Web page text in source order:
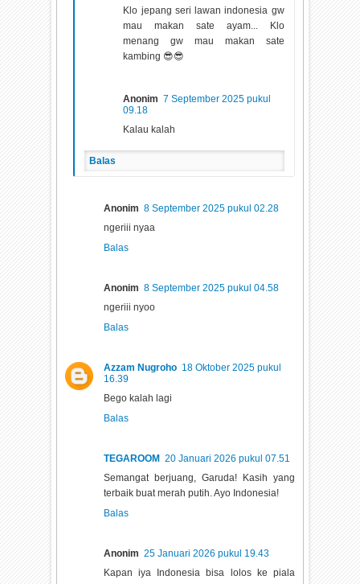
Klo jepang seri lawan indonesia gw
mau makan sate ayam... Klo
menang gw mau makan sate
kambing 😎😎
Anonim 7 September 2025 pukul
09.18
Kalau kalah
Balas
Anonim 8 September 2025 pukul 02.28
ngeriii nyaa
Balas
Anonim 8 September 2025 pukul 04.58
ngeriii nyoo
Balas
Azzam Nugroho 18 Oktober 2025 pukul
16.39
Bego kalah lagi
Balas
TEGAROOM 20 Januari 2026 pukul 07.51
Semangat berjuang, Garuda! Kasih yang
terbaik buat merah putih. Ayo Indonesia!
Balas
Anonim 25 Januari 2026 pukul 19.43
Kapan iya Indonesia bisa lolos ke piala